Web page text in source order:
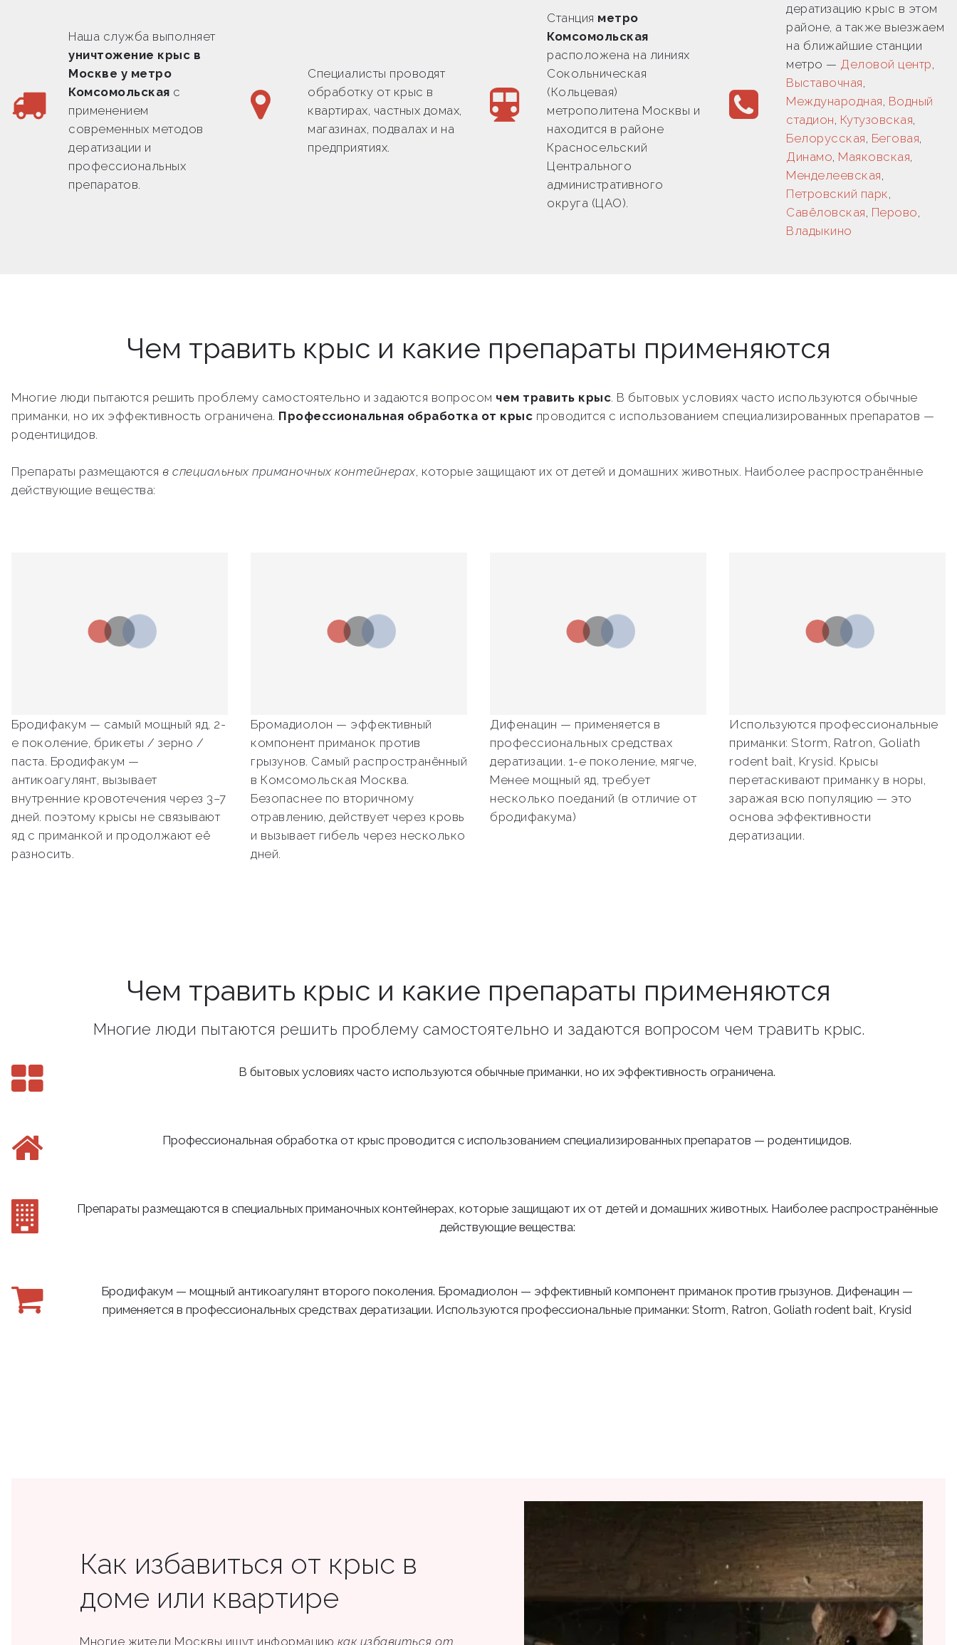
Наша служба выполняет
уничтожение крыс в
Москве у метро
Комсомольская с
применением
современных методов
дератизации и
профессиональных
препаратов.
Специалисты проводят
обработку от крыс в
квартирах, частных домах,
магазинах, подвалах и на
предприятиях.
Станция метро
Комсомольская
расположена на линиях
Сокольническая
(Кольцевая)
метрополитена Москвы и
находится в районе
Красносельский
Центрального
административного
округа (ЦАО).
дератизацию крыс в этом
районе, а также выезжаем
на ближайшие станции
метро — Деловой центр,
Выставочная,
Международная, Водный
стадион, Кутузовская,
Белорусская, Беговая,
Динамо, Маяковская,
Менделеевская,
Петровский парк,
Савёловская, Перово,
Владыкино
Чем травить крыс и какие препараты применяются
Многие люди пытаются решить проблему самостоятельно и задаются вопросом чем травить крыс. В бытовых условиях часто используются обычные
приманки, но их эффективность ограничена. Профессиональная обработка от крыс проводится с использованием специализированных препаратов —
родентицидов.
Препараты размещаются в специальных приманочных контейнерах, которые защищают их от детей и домашних животных. Наиболее распространённые
действующие вещества:
Бродифакум — самый мощный яд, 2-
е поколение, брикеты / зерно /
паста. Бродифакум —
антикоагулянт, вызывает
внутренние кровотечения через 3–7
дней. поэтому крысы не связывают
яд с приманкой и продолжают её
разносить.
Бромадиолон — эффективный
компонент приманок против
грызунов. Самый распространённый
в Комсомольская Москва.
Безопаснее по вторичному
отравлению, действует через кровь
и вызывает гибель через несколько
дней.
Дифенацин — применяется в
профессиональных средствах
дератизации. 1-е поколение, мягче,
Менее мощный яд, требует
несколько поеданий (в отличие от
бродифакума)
Используются профессиональные
приманки: Storm, Ratron, Goliath
rodent bait, Krysid. Крысы
перетаскивают приманку в норы,
заражая всю популяцию — это
основа эффективности
дератизации.
Чем травить крыс и какие препараты применяются
Многие люди пытаются решить проблему самостоятельно и задаются вопросом чем травить крыс.
В бытовых условиях часто используются обычные приманки, но их эффективность ограничена.
Профессиональная обработка от крыс проводится с использованием специализированных препаратов — родентицидов.
Препараты размещаются в специальных приманочных контейнерах, которые защищают их от детей и домашних животных. Наиболее распространённые
действующие вещества:
Бродифакум — мощный антикоагулянт второго поколения. Бромадиолон — эффективный компонент приманок против грызунов. Дифенацин —
применяется в профессиональных средствах дератизации. Используются профессиональные приманки: Storm, Ratron, Goliath rodent bait, Krysid
Как избавиться от крыс в
доме или квартире
Многие жители Москвы ищут информацию как избавиться от